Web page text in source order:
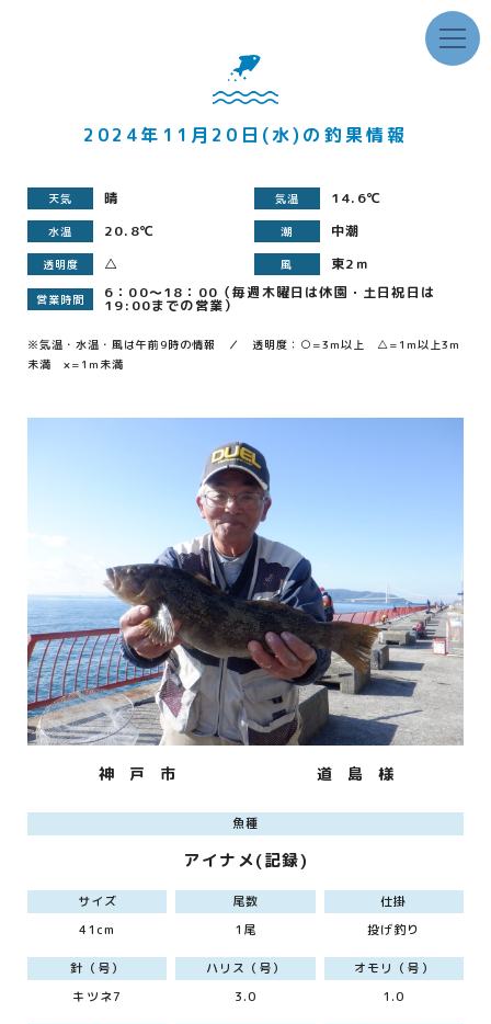
2024年11月20日(水)の釣果情報
天気 晴 気温 14.6℃
水温 20.8℃ 潮 中潮
透明度 △ 風 東2ｍ
営業時間 6：00～18：00（毎週木曜日は休園・土日祝日は
19:00までの営業）
※気温・水温・風は午前9時の情報 ／ 透明度：○=3m以上 △=1m以上3m
未満 ×=1m未満
神 戸 市 道 島 様
魚種
アイナメ(記録)
サイズ
41cm
尾数
1尾
仕掛
投げ釣り
針（号）
キツネ7
ハリス（号）
3.0
オモリ（号）
1.0